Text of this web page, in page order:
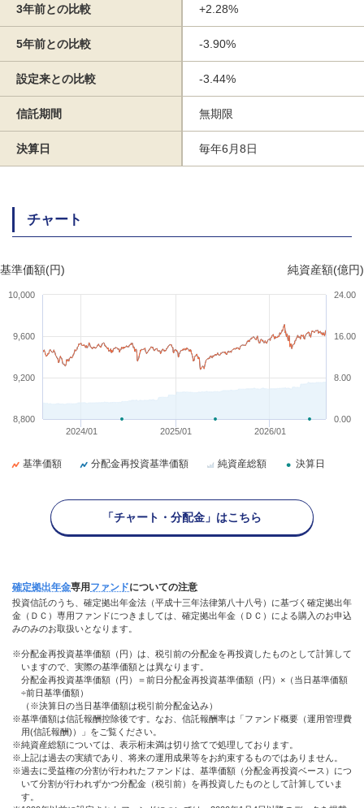
3年前との比較 +2.28%
5年前との比較 -3.90%
設定来との比較 -3.44%
信託期間 無期限
決算日 毎年6月8日
チャート
基準価額(円) 純資産額(億円)
2024/01 2025/01 2026/01
8,800
9,200
9,600
10,000
0.00
8.00
16.00
24.00
基準価額 分配金再投資基準価額 純資産総額 決算日
「チャート・分配金」はこちら
確定拠出年金専用 ファンドについての注意
投資信託のうち、確定拠出年金法（平成十三年法律第八十八号）に基づく確定拠出年
金（ＤＣ）専用ファンドにつきましては、確定拠出年金（ＤＣ）による購入のお申込
みのみのお取扱いとなります。
※分配金再投資基準価額（円）は、税引前の分配金を再投資したものとして計算して
いますので、実際の基準価額とは異なります。
分配金再投資基準価額（円）＝前日分配金再投資基準価額（円）×（当日基準価額
÷前日基準価額）
（※決算日の当日基準価額は税引前分配金込み）
※基準価額は信託報酬控除後です。なお、信託報酬率は「ファンド概要（運用管理費
用(信託報酬)）」をご覧ください。
※純資産総額については、表示桁未満は切り捨てで処理しております。
※上記は過去の実績であり、将来の運用成果等をお約束するものではありません。
※過去に受益権の分割が行われたファンドは、基準価額（分配金再投資ベース）につ
いて分割が行われずかつ分配金（税引前）を再投資したものとして計算していま
す。